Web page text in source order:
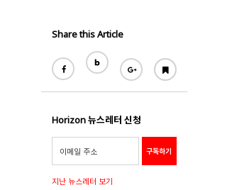
Share this Article
Horizon 뉴스레터 신청
지난 뉴스레터 보기